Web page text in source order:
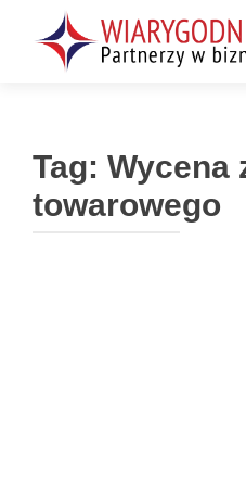
Tag: Wycena
towarowego